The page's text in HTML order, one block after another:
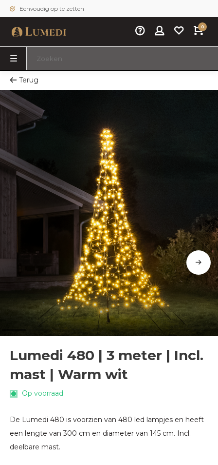
Eenvoudig op te zetten
0
Terug
Lumedi 480 | 3 meter | Incl.
mast | Warm wit
Op voorraad
De Lumedi 480 is voorzien van 480 led lampjes en heeft
een lengte van 300 cm en diameter van 145 cm. Incl.
deelbare mast.